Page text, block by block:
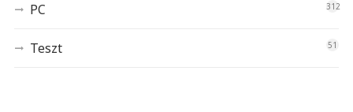
PC 312
Teszt 51